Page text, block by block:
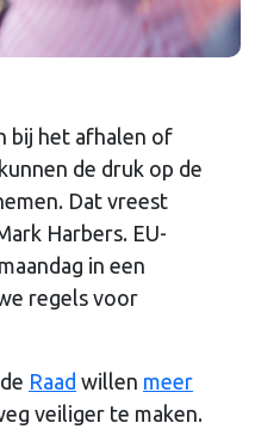
bij het afhalen of
de druk op de
Dat vreest
Harbers. EU-
in een
regels voor
Raad willen meer
veiliger te maken.